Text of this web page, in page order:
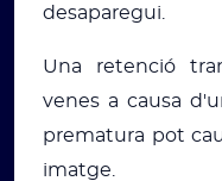
desaparegui.
Una retenció
venes a causa
prematura pot
imatge.